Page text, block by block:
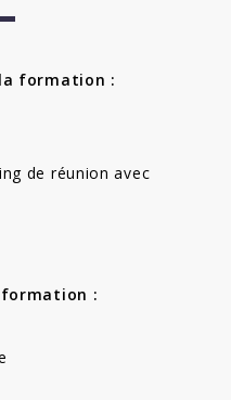
formation :
de réunion avec
formation :